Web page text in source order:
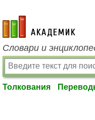
academic.ru
Словари и
Толкования